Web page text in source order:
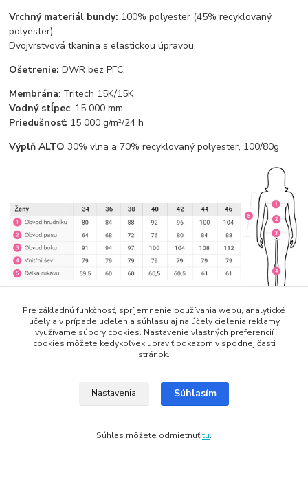
Vrchný materiál bundy: 100% polyester (45% recyklovaný
polyester)
Dvojvrstvová tkanina s elastickou úpravou.
Ošetrenie:DWR bez PFC.
Membrána: Tritech 15K/15K
Vodný stĺpec: 15 000 mm
Priedušnosť: 15 000 g/m²/24 h
Výplň ALTO 30% vlna a 70% recyklovaný polyester, 100/80g
Tovar zaradený v kategóriách
Pre základnú funkčnosť, spríjemnenie používania webu, analytické
účely a v prípade udelenia súhlasu aj na účely cielenia reklamy
využívame súbory cookies. Nastavenie vlastných preferencií
cookies môžete kedykoľvek upraviť odkazom v spodnej časti
stránok.
Nastavenia Súhlasím
Súhlas môžete odmietnuťtu.